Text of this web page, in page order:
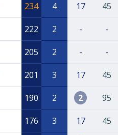
234 4 17 45
222 2 - -
205 2 - -
201 3 17 45
190 2 2 95
176 3 17 45